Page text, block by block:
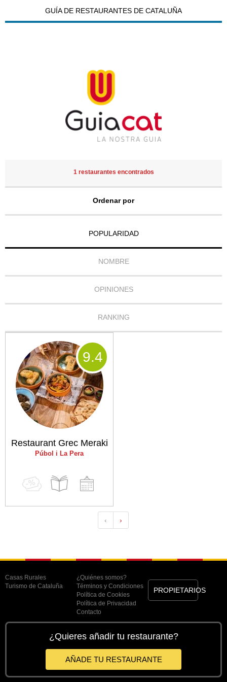
GUÍA DE RESTAURANTES DE CATALUÑA
1 restaurantes encontrados
Ordenar por
POPULARIDAD
NOMBRE
OPINIONES
RANKING
Restaurant Grec Meraki
Púbol i La Pera
9.4
‹ ›
Casas Rurales
Turismo de Cataluña
¿Quiénes somos?
Términos y Condiciones
Política de Cookies
Política de Privacidad
Contacto
PROPIETARIOS
¿Quieres añadir tu restaurante?
AÑADE TU RESTAURANTE